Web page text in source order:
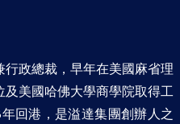
政總裁，早年在美國麻省理
美國哈佛大學商學院取得工
回港，是溢達集團創辦人之